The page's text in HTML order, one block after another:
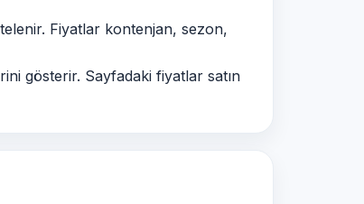
Fiyatlar kontenjan, sezon,
gösterir. Sayfadaki fiyatlar satın